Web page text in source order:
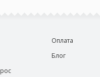
Оплата
Блог